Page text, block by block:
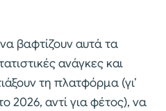
βαφτίζουν αυτά τα
ανάγκες και
τη πλατφόρμα (γι’
2026, αντί για φέτος), να